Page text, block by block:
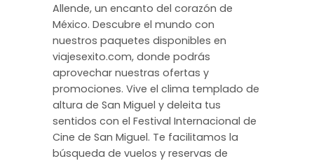
Allende, un encanto del corazón de
México. Descubre el mundo con
nuestros paquetes disponibles en
viajesexito.com, donde podrás
aprovechar nuestras ofertas y
promociones. Vive el clima templado de
altura de San Miguel y deleita tus
sentidos con el Festival Internacional de
Cine de San Miguel. Te facilitamos la
búsqueda de vuelos y reservas de